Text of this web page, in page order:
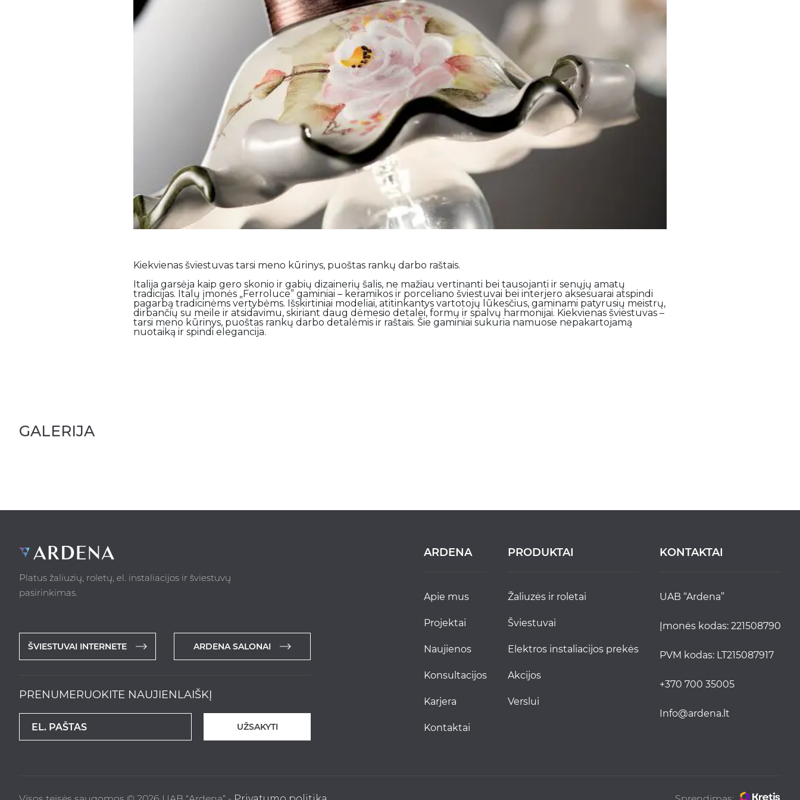
Pergola „Square Duo“
Pergola „Vera-Sola“
Pergola „Alu-Sky“
Trikampiams langams
Kiekvienas šviestuvas tarsi meno kūrinys, puoštas rankų darbo raštais.
Italija garsėja kaip gero skonio ir gabių dizainerių šalis, ne mažiau vertinanti bei tausojanti ir senųjų amatų
tradicijas. Italų įmonės „Ferroluce” gaminiai – keramikos ir porceliano šviestuvai bei interjero aksesuarai atspindi
pagarbą tradicinėms vertybėms. Išskirtiniai modeliai, atitinkantys vartotojų lūkesčius, gaminami patyrusių meistrų,
dirbančių su meile ir atsidavimu, skiriant daug dėmesio detalei, formų ir spalvų harmonijai. Kiekvienas šviestuvas –
tarsi meno kūrinys, puoštas rankų darbo detalėmis ir raštais. Šie gaminiai sukuria namuose nepakartojamą
nuotaiką ir spindi elegancija.
GALERIJA
Platus žaliuzių, roletų, el. instaliacijos ir šviestuvų
pasirinkimas.
ŠVIESTUVAI INTERNETE ARDENA SALONAI
PRENUMERUOKITE NAUJIENLAIŠKĮ
UŽSAKYTI
ARDENA
apie mus
projektai
naujienos
konsultacijos
karjera
kontaktai
PRODUKTAI
žaliuzės ir roletai
šviestuvai
elektros instaliacijos prekės
akcijos
verslui
KONTAKTAI
UAB “Ardena”
Įmonės kodas: 221508790
PVM kodas: LT215087917
+370 700 35005
info@ardena.lt